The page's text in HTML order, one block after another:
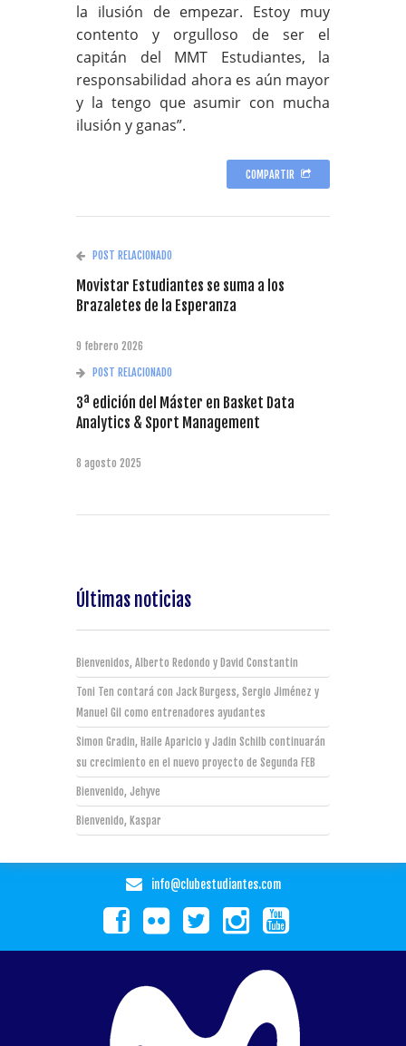
la ilusión de empezar. Estoy muy
contento y orgulloso de ser el
capitán del MMT Estudiantes, la
responsabilidad ahora es aún mayor
y la tengo que asumir con mucha
ilusión y ganas”.
COMPARTIR
POST RELACIONADO
Movistar Estudiantes se suma a los
Brazaletes de la Esperanza
9 febrero 2026
POST RELACIONADO
3ª edición del Máster en Basket Data
Analytics & Sport Management
8 agosto 2025
Últimas noticias
Bienvenidos, Alberto Redondo y David Constantin
Toni Ten contará con Jack Burgess, Sergio Jiménez y
Manuel Gil como entrenadores ayudantes
Simon Gradin, Haile Aparicio y Jadin Schilb continuarán
su crecimiento en el nuevo proyecto de Segunda FEB
Bienvenido, Jehyve
Bienvenido, Kaspar
info@clubestudiantes.com